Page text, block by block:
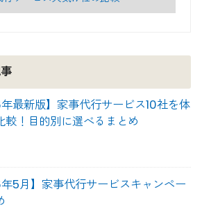
年最新版】家事代行サービス10社を体
較！目的別に選べるまとめ
年5月】家事代行サービスキャンペー